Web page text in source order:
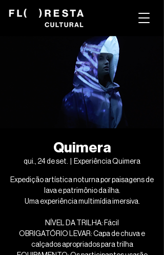
Quimera
qui., 24 de set. Experiência Quimera
Expedição artística noturna por paisagens de
lava e patrimônio da ilha.
Uma experiência multimídia imersiva.
NÍVEL DA TRILHA: Fácil
OBRIGATÓRIO LEVAR: Capa de chuva e
calçados apropriados para trilha